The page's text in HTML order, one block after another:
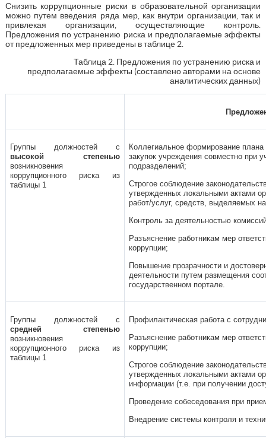
Снизить коррупционные риски в образовательной организации
можно путем введения ряда мер, как внутри организации, так и
привлекая организации, осуществляющие контроль.
Предложения по устранению риска и предполагаемые эффекты
от предложенных мер приведены в таблице 2.
Таблица 2. Предложения по устранению риска и
предполагаемые эффекты (составлено авторами на основе
аналитических данных)
Группы должностей с
высокой степенью
возникновения
коррупционного риска из
таблицы 1
Коллегиальное формирование
закупок учреждения совместно при
подразделений;
Строгое соблюдение
утвержденных локальными актами
работ/услуг, средств, выделяемых
Контроль за деятельностью
Разъяснение работникам мер
коррупции;
Повышение прозрачности и
деятельности путем размещения
государственном портале.
Группы должностей с
средней степенью
возникновения
коррупционного риска из
таблицы 1
Профилактическая работа с
Разъяснение работникам мер
коррупции;
Строгое соблюдение
утвержденных локальными актами
информации (т.е. при получении
Проведение собеседования при
Внедрение системы контроля и